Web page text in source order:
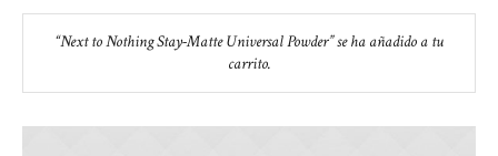
“Next to Nothing Stay-Matte Universal Powder” se ha añadido a tu
carrito.